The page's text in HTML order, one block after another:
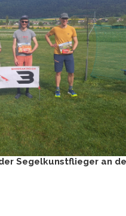
Segelkunstflieger an